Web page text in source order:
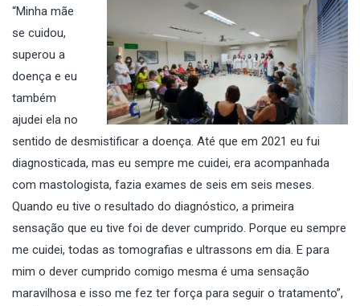
“Minha mãe
se cuidou,
superou a
doença e eu
também
ajudei ela no
sentido de desmistificar a doença. Até que em 2021 eu fui
diagnosticada, mas eu sempre me cuidei, era acompanhada
com mastologista, fazia exames de seis em seis meses.
Quando eu tive o resultado do diagnóstico, a primeira
sensação que eu tive foi de dever cumprido. Porque eu sempre
me cuidei, todas as tomografias e ultrassons em dia. E para
mim o dever cumprido comigo mesma é uma sensação
maravilhosa e isso me fez ter força para seguir o tratamento”,